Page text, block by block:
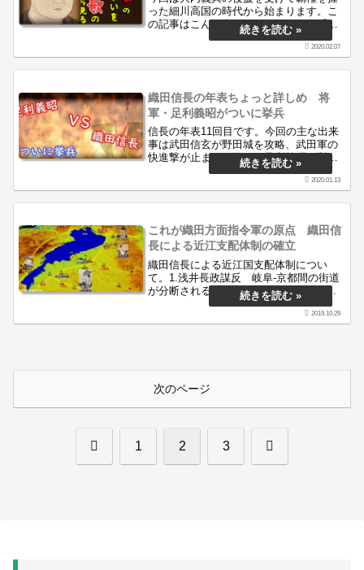
った細川高国の時代から始まります。こ
の記事はこんな人にオススメです。「戦
国中期の武士の和歌が見たい」「細川家
のごたごたした内紛を簡単に知りたい」
六角定頼が好き」「細川晴元と三好元長
を知りたい」わかりやすく説明..
2020.02.07
織田信長の年表ちょっと詳しめ 将
軍・足利義昭がついに挙兵
信長の年表11回目です。今回の主な出来
事は武田信玄が野田城を攻略、武田軍の
快進撃が止まる、将軍・足利義昭が挙
兵、細川藤孝の内通、石山・今堅田の戦
い、和田惟長乱心、髙山友照・重友父子
討ち、武田信玄死去、足利義昭と織田信
長間で和議成立などです。
2020.01.13
これが織田方面指令軍の原点 織田信
長による近江支配体制の確立
織田信長による近江国支配体制につい
て。1.浅井長政謀反 岐阜-京都間の街道
が分断される2.南近江に歴戦の将を配置
する3.姉川の合戦 近江支配に木下秀吉
が加わる4.野田・福島の戦いと志賀の2019.10.29
次のページ
前 1 2 3 次